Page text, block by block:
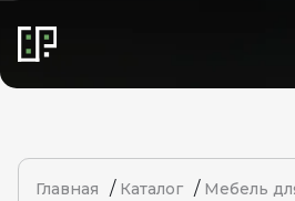
Главная / Каталог / Мебель